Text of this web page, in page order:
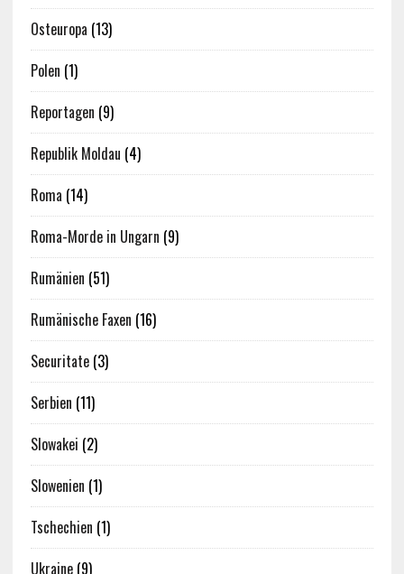
Osteuropa (13)
Polen (1)
Reportagen (9)
Republik Moldau (4)
Roma (14)
Roma-Morde in Ungarn (9)
Rumänien (51)
Rumänische Faxen (16)
Securitate(3)
Serbien (11)
Slowakei (2)
Slowenien (1)
Tschechien (1)
Ukraine(9)